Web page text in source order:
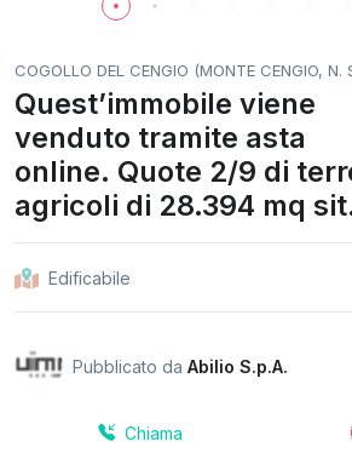
COGOLLO DEL CENGIO (MONTE CENGIO, N.
Quest’immobile viene
venduto tramite asta
online. Quote 2/9 di
agricoli di 28.394 mq
Edificabile
Pubblicato da Abilio S.p.A.
Chiama